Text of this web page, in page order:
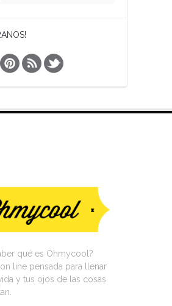
qué es Ohmycool?
line pensada para llenar
y tus ojos de las cosas